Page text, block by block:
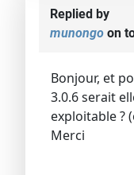
Replied by
munongo on
Bonjour, et
3.0.6 serait
exploitable ?
Merci